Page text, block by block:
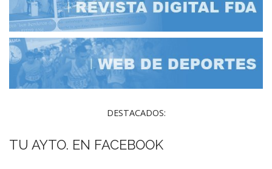
DESTACADOS:
TU AYTO. EN FACEBOOK